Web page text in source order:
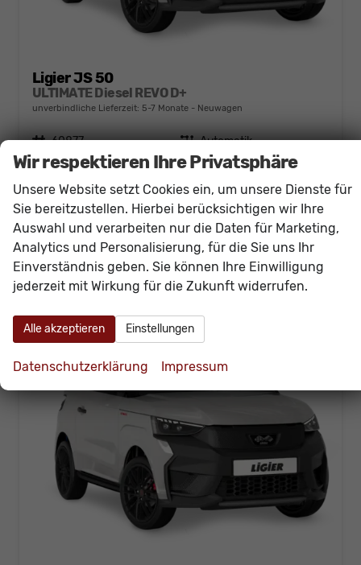
Ligier JS 50
ULTIMATE Diesel REVO D+
unverbindliche Lieferzeit: 5-7 Monate Neuwagen
Fahrzeugnr. 60877 Getriebe Automatik
Kraftstoff Diesel Leistung 6 kW (8 PS)
21.530,– €
incl. 19% MwSt.
Details
Verbrauch kombiniert: 3,00 l/100km
CO2-Klasse: B
CO 2 -Emissionen: 93,00 g/km
Wir respektieren Ihre Privatsphäre
Unsere Website setzt Cookies ein, um unsere Dienste für
Sie bereitzustellen. Hierbei berücksichtigen wir Ihre
Auswahl und verarbeiten nur die Daten für Marketing,
Analytics und Personalisierung, für die Sie uns Ihr
Einverständnis geben. Sie können Ihre Einwilligung
jederzeit mit Wirkung für die Zukunft widerrufen.
Alle akzeptieren Einstellungen
Datenschutzerklärung Impressum